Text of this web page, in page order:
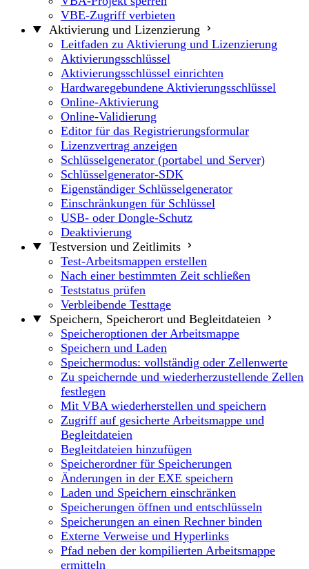
VBE-Zugriff verbieten
Aktivierung und Lizenzierung
Leitfaden zu Aktivierung und Lizenzierung
Aktivierungsschlüssel
Aktivierungsschlüssel einrichten
Hardwaregebundene Aktivierungsschlüssel
Online-Aktivierung
Online-Validierung
Editor für das Registrierungsformular
Lizenzvertrag anzeigen
Schlüsselgenerator (portabel und Server)
Schlüsselgenerator-SDK
Eigenständiger Schlüsselgenerator
Einschränkungen für Schlüssel
USB- oder Dongle-Schutz
Deaktivierung
Testversion und Zeitlimits
Test-Arbeitsmappen erstellen
Nach einer bestimmten Zeit schließen
Teststatus prüfen
Verbleibende Testtage
Speichern, Speicherort und Begleitdateien
Speicheroptionen der Arbeitsmappe
Speichern und Laden
Speichermodus: vollständig oder Zellenwerte
Zu speichernde und wiederherzustellende Zellen
festlegen
Mit VBA wiederherstellen und speichern
Zugriff auf gesicherte Arbeitsmappe und
Begleitdateien
Begleitdateien hinzufügen
Speicherordner für Speicherungen
Änderungen in der EXE speichern
Laden und Speichern einschränken
Speicherungen öffnen und entschlüsseln
Speicherungen an einen Rechner binden
Externe Verweise und Hyperlinks
Pfad neben der kompilierten Arbeitsmappe
ermitteln